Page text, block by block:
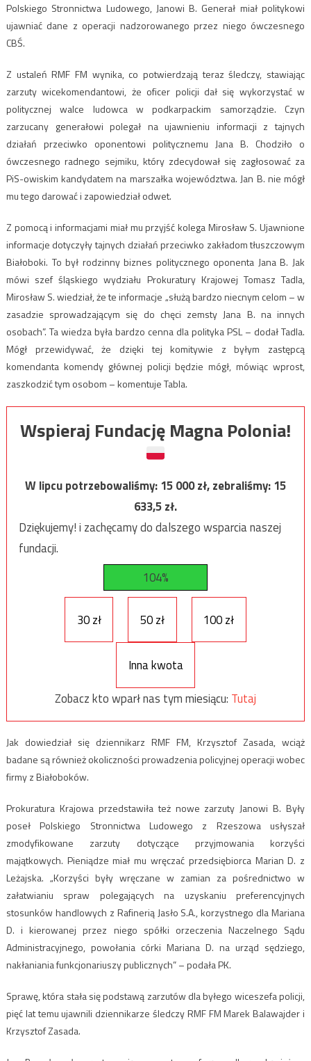
Polskiego Stronnictwa Ludowego, Janowi B. Generał miał politykowi
ujawniać dane z operacji nadzorowanego przez niego ówczesnego
CBŚ.
Z ustaleń RMF FM wynika, co potwierdzają teraz śledczy, stawiając
zarzuty wicekomendantowi, że oficer policji dał się wykorzystać w
politycznej walce ludowca w podkarpackim samorządzie. Czyn
zarzucany generałowi polegał na ujawnieniu informacji z tajnych
działań przeciwko oponentowi politycznemu Jana B. Chodziło o
ówczesnego radnego sejmiku, który zdecydował się zagłosować za
PiS-owiskim kandydatem na marszałka województwa. Jan B. nie mógł
mu tego darować i zapowiedział odwet.
Z pomocą i informacjami miał mu przyjść kolega Mirosław S. Ujawnione
informacje dotyczyły tajnych działań przeciwko zakładom tłuszczowym
Białoboki. To był rodzinny biznes politycznego oponenta Jana B. Jak
mówi szef śląskiego wydziału Prokuratury Krajowej Tomasz Tadla,
Mirosław S. wiedział, że te informacje „służą bardzo niecnym celom – w
zasadzie sprowadzającym się do chęci zemsty Jana B. na innych
osobach”. Ta wiedza była bardzo cenna dla polityka PSL – dodał Tadla.
Mógł przewidywać, że dzięki tej komitywie z byłym zastępcą
komendanta komendy głównej policji będzie mógł, mówiąc wprost,
zaszkodzić tym osobom – komentuje Tabla.
Wspieraj Fundację Magna Polonia!
W lipcu potrzebowaliśmy:15 000zł, zebraliśmy:15
633,5zł.
Dziękujemy! i zachęcamy do dalszego wsparcia naszej
fundacji.
104%
30 zł 50 zł 100 zł
Inna kwota
Zobacz kto wparł nas tym miesiącu: Tutaj
Jak dowiedział się dziennikarz RMF FM, Krzysztof Zasada, wciąż
badane są również okoliczności prowadzenia policyjnej operacji wobec
firmy z Białoboków.
Prokuratura Krajowa przedstawiła też nowe zarzuty Janowi B. Były
poseł Polskiego Stronnictwa Ludowego z Rzeszowa usłyszał
zmodyfikowane zarzuty dotyczące przyjmowania korzyści
majątkowych. Pieniądze miał mu wręczać przedsiębiorca Marian D. z
Leżajska. „Korzyści były wręczane w zamian za pośrednictwo w
załatwianiu spraw polegających na uzyskaniu preferencyjnych
stosunków handlowych z Rafinerią Jasło S.A., korzystnego dla Mariana
D. i kierowanej przez niego spółki orzeczenia Naczelnego Sądu
Administracyjnego, powołania córki Mariana D. na urząd sędziego,
nakłaniania funkcjonariuszy publicznych” – podała PK.
Sprawę, która stała się podstawą zarzutów dla byłego wiceszefa policji,
pięć lat temu ujawnili dziennikarze śledczy RMF FM Marek Balawajder i
Krzysztof Zasada.